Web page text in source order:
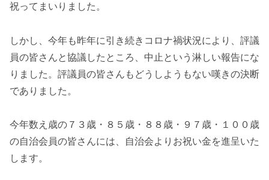
祝ってまいりました。
しかし、今年も昨年に引き続きコロナ禍状況により、評議
員の皆さんと協議したところ、中止という淋しい報告にな
りました。評議員の皆さんもどうしようもない嘆きの決断
でありました。
今年数え歳の７３歳・８５歳・８８歳・９７歳・１００歳
の自治会員の皆さんには、自治会よりお祝い金を進呈いた
します。